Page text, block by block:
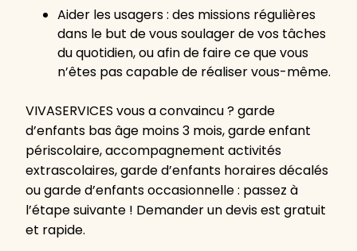
Aider les usagers : des missions régulières
dans le but de vous soulager de vos tâches
du quotidien, ou afin de faire ce que vous
n’êtes pas capable de réaliser vous-même.
VIVASERVICES vous a convaincu ? garde
d’enfants bas âge moins 3 mois, garde enfant
périscolaire, accompagnement activités
extrascolaires, garde d’enfants horaires décalés
ou garde d’enfants occasionnelle : passez à
l’étape suivante ! Demander un devis est gratuit
et rapide.